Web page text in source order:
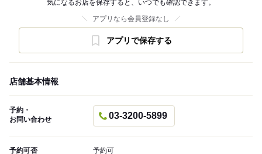
気になるお店を保存すると、いつでも確認できます。
アプリなら会員登録なし
アプリで保存する
店舗基本情報
予約・
お問い合わせ
03-3200-5899
予約可否 予約可